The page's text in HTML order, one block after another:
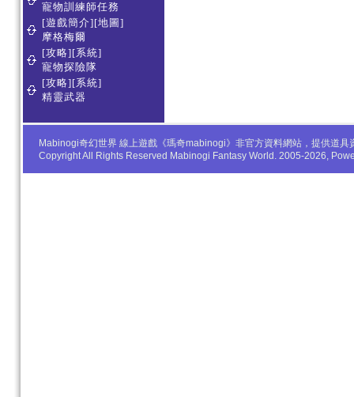
寵物訓練師任務
[遊戲簡介][地圖]
摩格梅爾
[攻略][系統]
寵物探險隊
[攻略][系統]
精靈武器
Mabinogi奇幻世界 線上遊戲《瑪奇mabinogi》非官方資料網站，提供道
Copyright All Rights Reserved Mabinogi Fantasy World. 2005-2026,